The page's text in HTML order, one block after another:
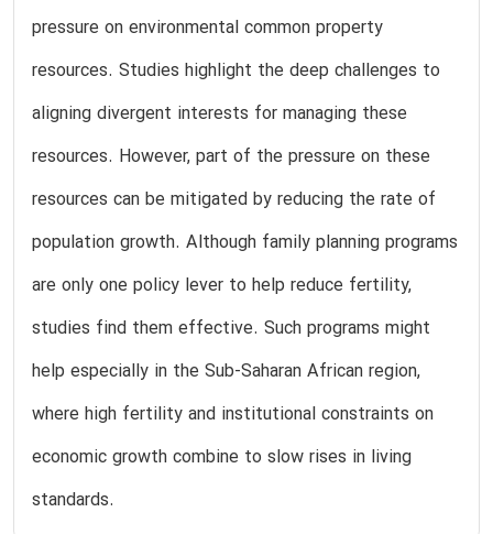
pressure on environmental common property
resources. Studies highlight the deep challenges to
aligning divergent interests for managing these
resources. However, part of the pressure on these
resources can be mitigated by reducing the rate of
population growth. Although family planning programs
are only one policy lever to help reduce fertility,
studies find them effective. Such programs might
help especially in the Sub-Saharan African region,
where high fertility and institutional constraints on
economic growth combine to slow rises in living
standards.